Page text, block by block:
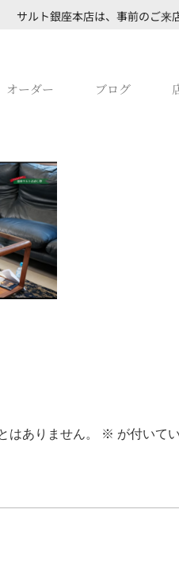
サルト銀座本店は、事前のご来
オーダー ブログ
はありません。 ※ が付いて